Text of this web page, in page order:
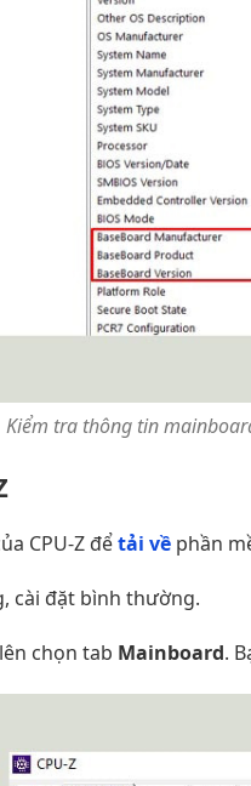
Kiểm tra thông tin
CPU-Z đểtải về phần
cài đặt bình thường.
chọn tab Mainboard.